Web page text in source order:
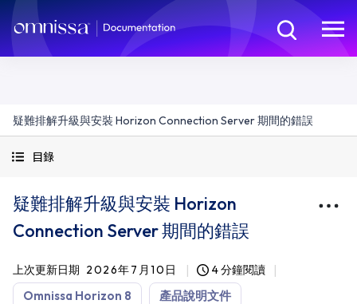
疑難排解升級與安裝 Horizon Connection Server 期間的錯誤
目錄
疑難排解升級與安裝 Horizon
Connection Server 期間的錯誤
上次更新日期 2026年7月10日 4 分鐘閱讀
Omnissa Horizon 8 產品說明文件